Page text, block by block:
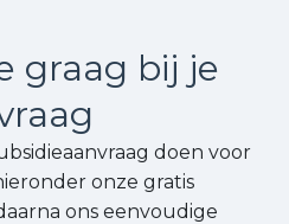
graag bij je
doen voor
onze gratis
ons eenvoudige